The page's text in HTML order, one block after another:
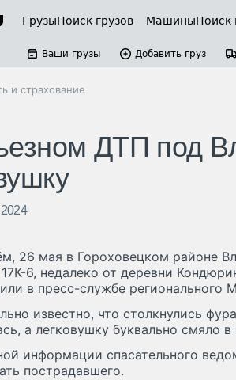
ГрузыПоиск грузов Машины
Ваши грузы Добавить груз
и страхование
ДТП под
26 мая в Гороховецком районе
6, недалеко от деревни
в пресс-службе регионального
известно, что столкнулись
а легковушку буквально смяло
информации спасательного
пострадавшего.